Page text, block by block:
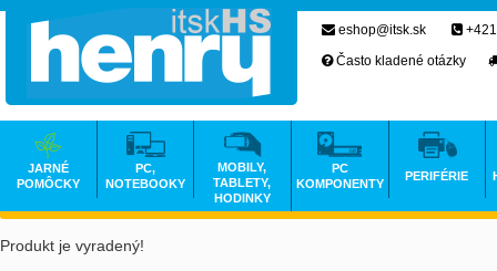
Produkt je vyradený!
eshop@itsk.sk
Často kladené otázky
JARNÉ
POMÔCKY
PC,
NOTEBOOKY
MOBILY,
TABLETY,
HODINKY
PC
KOMPONENTY
PERIFÉRIE